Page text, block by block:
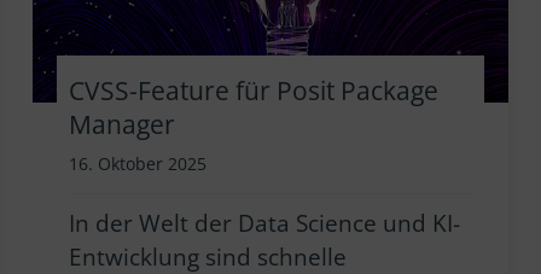
CVSS-Feature für Posit Package
Manager
16. Oktober 2025
In der Welt der Data Science und KI-
Entwicklung sind schnelle